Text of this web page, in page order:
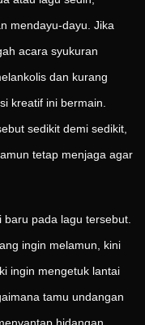
mendayu-dayu. Jika
acara syukuran
dan kurang
kreatif ini bermain.
sedikit demi sedikit,
tetap menjaga agar
pada lagu tersebut.
ingin melamun, kini
ingin mengetuk lantai
tamu undangan